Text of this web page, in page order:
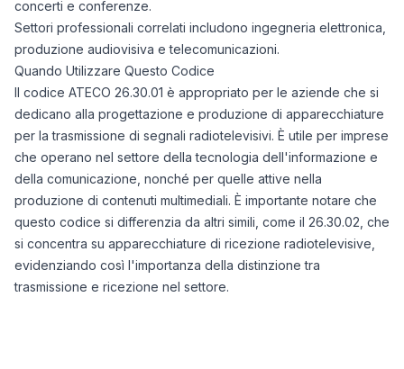
concerti e conferenze.
Settori professionali correlati includono ingegneria elettronica,
produzione audiovisiva e telecomunicazioni.
Quando Utilizzare Questo Codice
Il codice ATECO 26.30.01 è appropriato per le aziende che si
dedicano alla progettazione e produzione di apparecchiature
per la trasmissione di segnali radiotelevisivi. È utile per imprese
che operano nel settore della tecnologia dell'informazione e
della comunicazione, nonché per quelle attive nella
produzione di contenuti multimediali. È importante notare che
questo codice si differenzia da altri simili, come il 26.30.02, che
si concentra su apparecchiature di ricezione radiotelevisive,
evidenziando così l'importanza della distinzione tra
trasmissione e ricezione nel settore.